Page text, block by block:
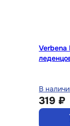
Verbena
В
319 ₽